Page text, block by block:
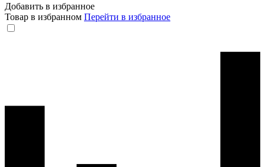
Добавить в избранное
Товар в избранном Перейти в избранное